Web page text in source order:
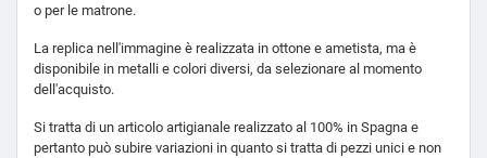
o per le matrone.
La replica nell'immagine è realizzata in ottone e ametista, ma è
disponibile in metalli e colori diversi, da selezionare al momento
dell'acquisto.
Si tratta di un articolo artigianale realizzato al 100% in Spagna e
pertanto può subire variazioni in quanto si tratta di pezzi unici e non